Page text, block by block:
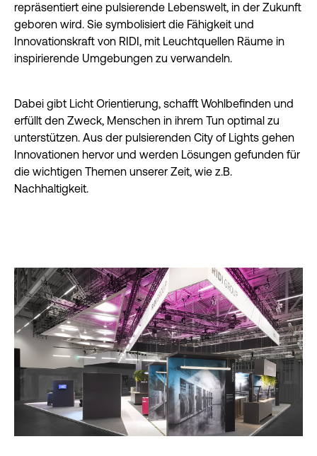
repräsentiert eine pulsierende Lebenswelt, in der Zukunft
geboren wird. Sie symbolisiert die Fähigkeit und
Innovationskraft von RIDI, mit Leuchtquellen Räume in
inspirierende Umgebungen zu verwandeln.
Dabei gibt Licht Orientierung, schafft Wohlbefinden und
erfüllt den Zweck, Menschen in ihrem Tun optimal zu
unterstützen. Aus der pulsierenden City of Lights gehen
Innovationen hervor und werden Lösungen gefunden für
die wichtigen Themen unserer Zeit, wie z.B.
Nachhaltigkeit.